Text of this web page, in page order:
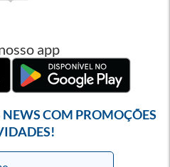
app
NEWS COM PROMOÇÕES